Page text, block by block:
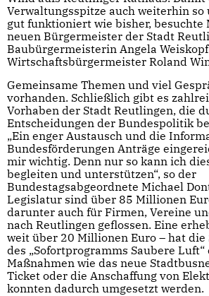
Verwaltungsspitze auch weiterhin
gut funktioniert wie bisher, besuchte
neuen Bürgermeister der Stadt
Baubürgermeisterin Angela
Wirtschaftsbürgermeister Roland
Gemeinsame Themen und viel
vorhanden. Schließlich gibt es
Vorhaben der Stadt Reutlingen, die
Entscheidungen der Bundespolitik
„Ein enger Austausch und die
Bundesförderungen Anträge
mir wichtig. Denn nur so kann ich
begleiten und unterstützen“, so der
Bundestagsabgeordnete Michael
Legislatur sind über 85 Millionen
darunter auch für Firmen, Vereine
nach Reutlingen geflossen. Eine
weit über 20 Millionen Euro – hat die
des „Sofortprogramms Saubere
Maßnahmen wie das neue
Ticket oder die Anschaffung von
konnten dadurch umgesetzt werden.